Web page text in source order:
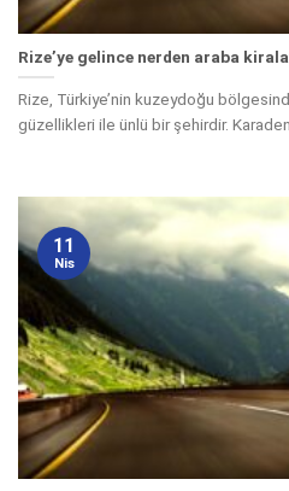
Rize’ye gelince nerden araba
Rize, Türkiye’nin kuzeydoğu
güzellikleri ile ünlü bir şehirdir.
11
Nis